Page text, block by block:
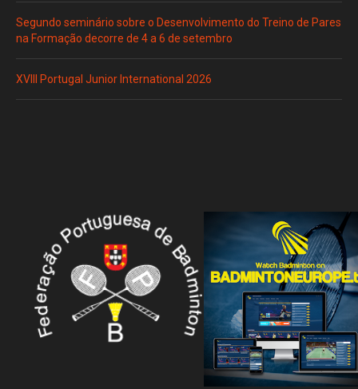
Segundo seminário sobre o Desenvolvimento do Treino de Pares
na Formação decorre de 4 a 6 de setembro
XVIII Portugal Junior International 2026